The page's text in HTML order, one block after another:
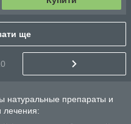
ще
натуральные препараты и
лечения: